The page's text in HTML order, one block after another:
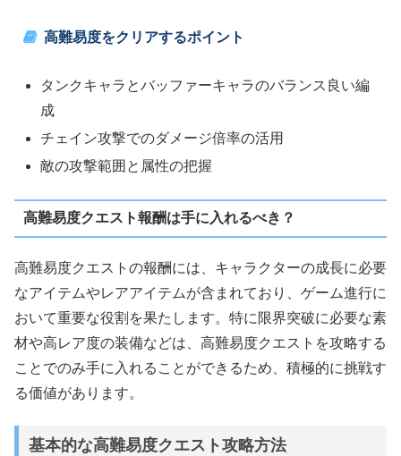
高難易度をクリアするポイント
タンクキャラとバッファーキャラのバランス良い編
成
チェイン攻撃でのダメージ倍率の活用
敵の攻撃範囲と属性の把握
高難易度クエスト報酬は手に入れるべき？
高難易度クエストの報酬には、キャラクターの成長に必要
なアイテムやレアアイテムが含まれており、ゲーム進行に
おいて重要な役割を果たします。特に限界突破に必要な素
材や高レア度の装備などは、高難易度クエストを攻略する
ことでのみ手に入れることができるため、積極的に挑戦す
る価値があります。
基本的な高難易度クエスト攻略方法